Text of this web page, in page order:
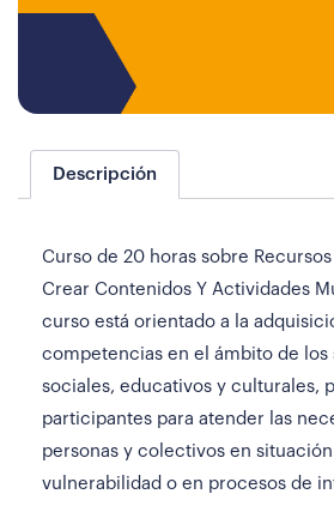
Descripción
Curso de 20 horas sobre
Crear Contenidos Y Actividades
curso está orientado a la
competencias en el ámbito de los
sociales, educativos y culturales,
participantes para atender las
personas y colectivos en
vulnerabilidad o en procesos de